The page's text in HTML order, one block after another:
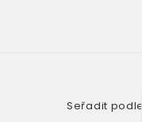
Seřadit podle: